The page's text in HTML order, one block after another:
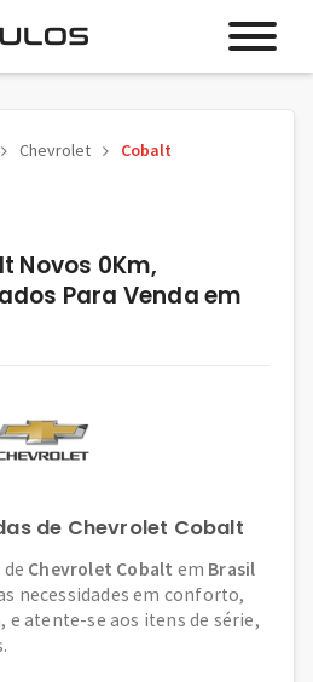
Chevrolet Cobalt
Novos 0Km,
Para Venda em
de Chevrolet Cobalt
Chevrolet Cobalt em Brasil
necessidades em conforto,
e atente-se aos itens de série,